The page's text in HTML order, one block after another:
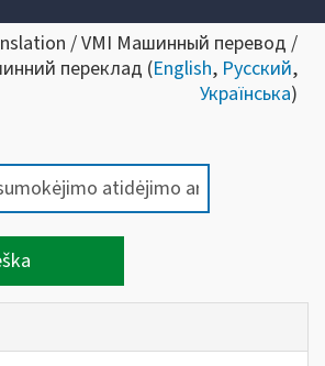
/ VMI Машинный перевод /
переклад (English, Русский,
Українська)